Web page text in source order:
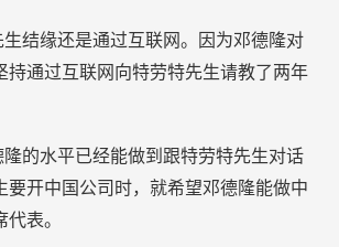
结缘还是通过互联网。因为邓德隆对
持通过互联网向特劳特先生请教了两年
的水平已经能做到跟特劳特先生对话
要开中国公司时，就希望邓德隆能做中
表。